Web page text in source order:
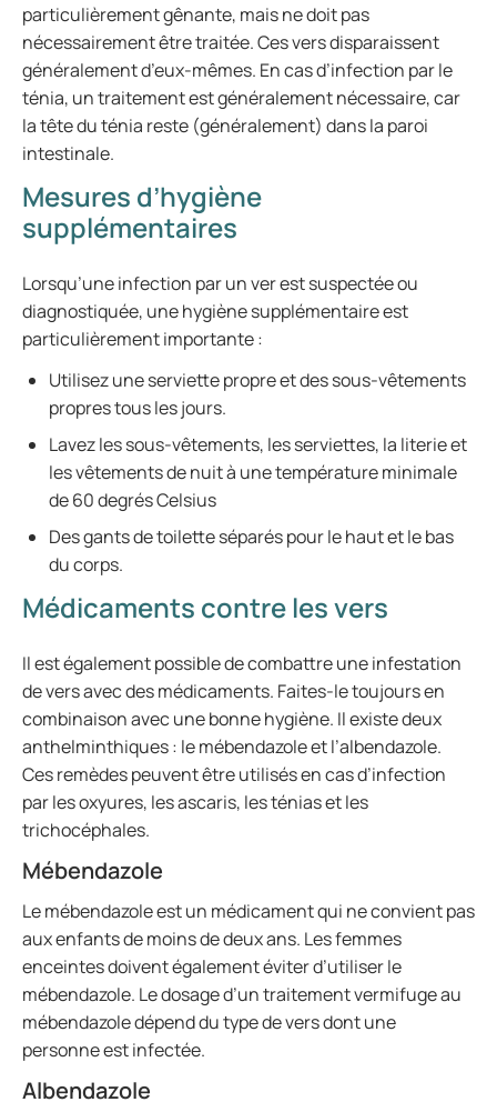
particulièrement gênante, mais ne doit pas
nécessairement être traitée. Ces vers disparaissent
généralement d’eux-mêmes. En cas d’infection par le
ténia, un traitement est généralement nécessaire, car
la tête du ténia reste (généralement) dans la paroi
intestinale.
Mesures d’hygiène
supplémentaires
Lorsqu’une infection par un ver est suspectée ou
diagnostiquée, une hygiène supplémentaire est
particulièrement importante :
Utilisez une serviette propre et des sous-vêtements
propres tous les jours.
Lavez les sous-vêtements, les serviettes, la literie et
les vêtements de nuit à une température minimale
de 60 degrés Celsius
Des gants de toilette séparés pour le haut et le bas
du corps.
Médicaments contre les vers
Il est également possible de combattre une infestation
de vers avec des médicaments. Faites-le toujours en
combinaison avec une bonne hygiène. Il existe deux
anthelminthiques : le mébendazole et l’albendazole.
Ces remèdes peuvent être utilisés en cas d’infection
par les oxyures, les ascaris, les ténias et les
trichocéphales.
Mébendazole
Le mébendazole est un médicament qui ne convient pas
aux enfants de moins de deux ans. Les femmes
enceintes doivent également éviter d’utiliser le
mébendazole. Le dosage d’un traitement vermifuge au
mébendazole dépend du type de vers dont une
personne est infectée.
Albendazole